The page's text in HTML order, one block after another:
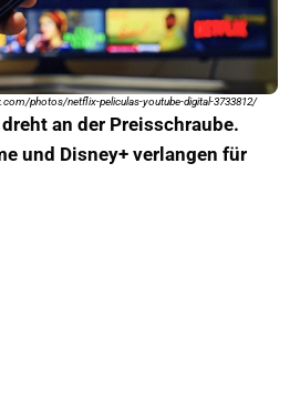
photos/netflix-peliculas-youtube-digital-3733812/
an der Preisschraube.
und Disney+ verlangen für